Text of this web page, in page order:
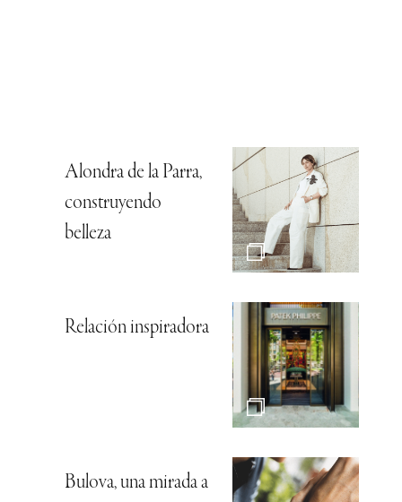
Alondra de la Parra,
construyendo
belleza
Relación inspiradora
Bulova, una mirada a